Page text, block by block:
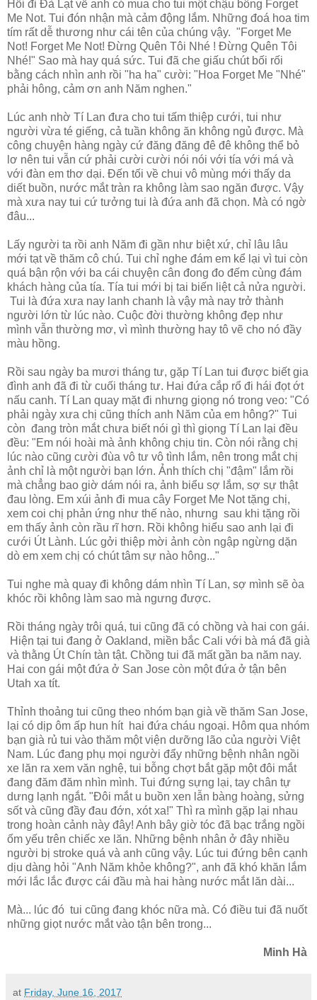
Hồi đi Đà Lạt về anh có mua cho tui một chậu bông Forget
Me Not. Tui đón nhận mà cảm động lắm. Những đoá hoa tim
tím rất dễ thương như cái tên của chúng vậy. "Forget Me
Not! Forget Me Not! Đừng Quên Tôi Nhé ! Đừng Quên Tôi
Nhé!" Sao mà hay quá sức. Tui đã che giấu chút bối rối
bằng cách nhìn anh rồi "ha ha" cười: "Hoa Forget Me "Nhé"
phải hông, cảm ơn anh Năm nghen."
Lúc anh nhờ Tí Lan đưa cho tui tấm thiệp cưới, tui như
người vừa té giếng, cả tuần không ăn không ngủ được. Mà
công chuyện hàng ngày cứ đăng đăng đê đê không thể bỏ
lơ nên tui vẫn cứ phải cười cười nói nói với tía với má và
với đàn em thơ dại. Đến tối về chui vô mùng mới thấy da
diết buồn, nước mắt tràn ra không làm sao ngăn được. Vậy
mà xưa nay tui cứ tưởng tui là đứa anh đã chọn. Mà có ngờ
đâu...
Lấy người ta rồi anh Năm đi gần như biệt xứ, chỉ lâu lâu
mới tạt về thăm cô chú. Tui chỉ nghe đám em kể lại vì tui còn
quá bận rộn với ba cái chuyện cân đong đo đếm cùng đám
khách hàng của tía. Tía tui mới bị tai biến liệt cả nửa người.
Tui là đứa xưa nay lanh chanh là vậy mà nay trở thành
người lớn từ lúc nào. Cuộc đời thường không đẹp như
mình vẫn thường mơ, vì mình thường hay tô vẽ cho nó đầy
màu hồng.
Rồi sau ngày ba mươi tháng tư, gặp Tí Lan tui được biết gia
đình anh đã đi từ cuối tháng tư. Hai đứa cắp rổ đi hái đọt ớt
nấu canh. Tí Lan quay mặt đi nhưng giọng nó trong veo: "Có
phải ngày xưa chị cũng thích anh Năm của em hông?" Tui
còn đang tròn mắt chưa biết nói gì thì giọng Tí Lan lại đều
đều: "Em nói hoài mà ảnh không chịu tin. Còn nói rằng chị
lúc nào cũng cười đùa vô tư vô tình lắm, nên trong mắt chị
ảnh chỉ là một người bạn lớn. Ảnh thích chị "đậm" lắm rồi
mà chẳng bao giờ dám nói ra, ảnh biểu sợ lắm, sợ sự thật
đau lòng. Em xúi ảnh đi mua cây Forget Me Not tặng chị,
xem coi chị phản ứng như thế nào, nhưng sau khi tặng rồi
em thấy ảnh còn rầu rĩ hơn. Rồi không hiểu sao anh lại đi
cưới Út Lành. Lúc gởi thiệp mời ảnh còn ngập ngừng dặn
dò em xem chị có chút tâm sự nào hông..."
Tui nghe mà quay đi không dám nhìn Tí Lan, sợ mình sẽ òa
khóc rồi không làm sao mà ngưng được.
Rồi tháng ngày trôi quá, tui cũng đã có chồng và hai con gái.
Hiện tại tui đang ở Oakland, miền bắc Cali với bà má đã già
và thằng Út Chín tàn tật. Chồng tui đã mất gần ba năm nay.
Hai con gái một đứa ở San Jose còn một đứa ở tận bên
Utah xa tít.
Thỉnh thoảng tui cũng theo nhóm bạn già về thăm San Jose,
lại có dịp ôm ấp hun hít hai đứa cháu ngoại. Hôm qua nhóm
bạn già rủ tui vào thăm một viện dưỡng lão của người Việt
Nam. Lúc đang phụ mọi người đẩy những bệnh nhân ngồi
xe lăn ra xem văn nghệ, tui bỗng chợt bắt gặp một đôi mắt
đang đăm đăm nhìn mình. Tui đứng sựng lại, tay chân tự
dưng lạnh ngắt. "Đôi mắt u buồn xen lẫn bàng hoàng, sửng
sốt và cũng đầy đau đớn, xót xa!" Thì ra mình gặp lại nhau
trong hoàn cảnh này đây! Anh bây giờ tóc đã bạc trắng ngồi
ốm yếu trên chiếc xe lăn. Những bệnh nhân ở đây nhiều
người bị stroke quá và anh cũng vậy. Lúc tui đứng bên cạnh
dịu dàng hỏi "Anh Năm khỏe không?", anh đã khó khăn lắm
mới lắc lắc được cái đầu mà hai hàng nước mắt lăn dài...
Mà... lúc đó tui cũng đang khóc nữa mà. Có điều tui đã nuốt
những giọt nước mắt vào tận bên trong...
Minh Hà
at Friday, June 16, 2017